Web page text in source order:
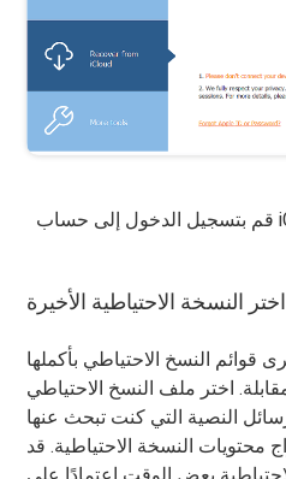
النسخ الاحتياطي بأكملها
اختر ملف النسخ الاحتياطي
النصية التي كنت تبحث عنها
محتويات النسخة الاحتياطية. قد